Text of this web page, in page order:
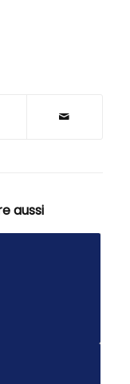
aussi